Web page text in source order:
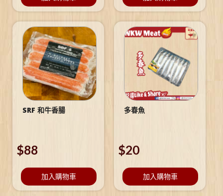
SRF 和牛香腸
$88
加入購物車
多春魚
$20
加入購物車